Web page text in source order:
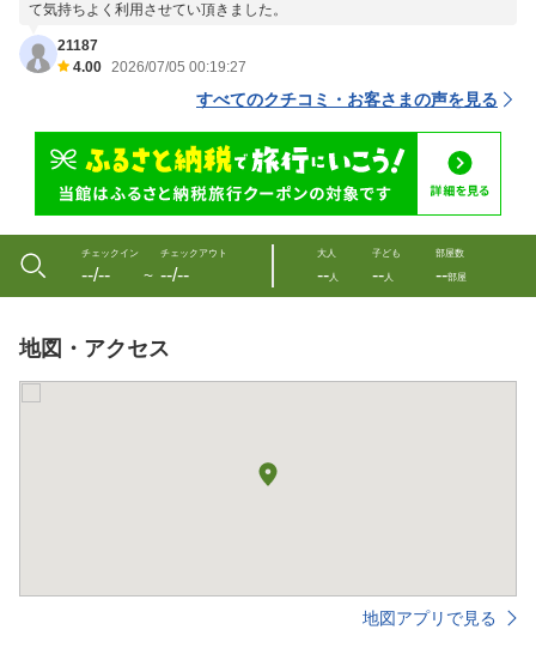
て気持ちよく利用させてい頂きました。
21187
4.00 2026/07/05 00:19:27
すべてのクチコミ・お客さまの声を見る
チェックイン
--/-- 〜
チェックアウト
--/--
大人
--人
子ども
--人
部屋数
--部屋
地図・アクセス
地図アプリで見る